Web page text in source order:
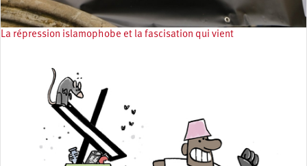
La répression islamophobe et la fascisation qui vient